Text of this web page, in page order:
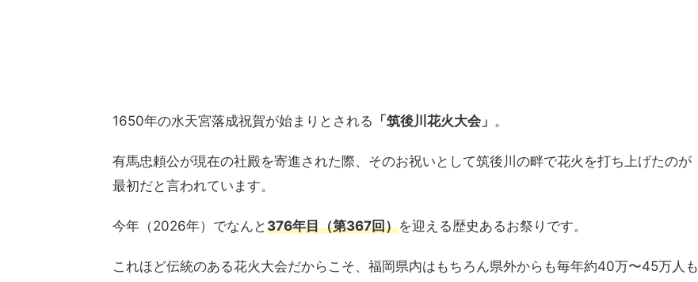
1650年の水天宮落成祝賀が始まりとされる 「筑後川花火大会」 。
有馬忠頼公が現在の社殿を寄進された際、そのお祝いとして筑後川の畔で花火を打ち上げたのが
最初だと言われています。
今年（2026年）でなんと376年目（第367回）を迎える歴史あるお祭りです。
これほど伝統のある花火大会だからこそ、福岡県内はもちろん県外からも毎年約40万〜45万人も